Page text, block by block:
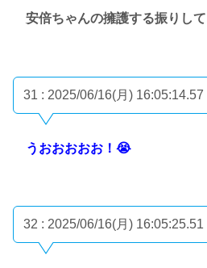
安倍ちゃんの擁護する振りし
31 : 2025/06/16(月) 16:05:14.57
うおおおおお！😭
32 : 2025/06/16(月) 16:05:25.51